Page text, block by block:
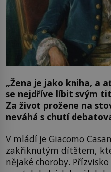
„Žena je jako kniha, a
se nejdříve líbit svým
Za život prožene na
neváhá s chutí
V mládí je Giacomo
zakřiknutým dítětem,
nějaké choroby.